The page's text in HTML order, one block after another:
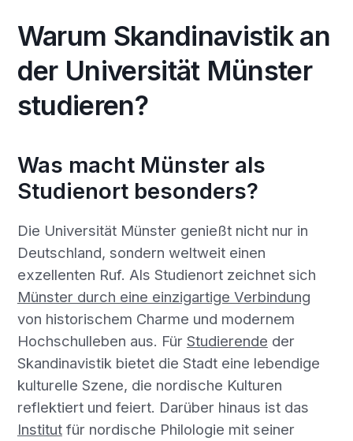
Warum Skandinavistik an
der Universität Münster
studieren?
Was macht Münster als
Studienort besonders?
Die Universität Münster genießt nicht nur in
Deutschland, sondern weltweit einen
exzellenten Ruf. Als Studienort zeichnet sich
Münster durch eine einzigartige Verbindung
von historischem Charme und modernem
Hochschulleben aus. Für Studierende der
Skandinavistik bietet die Stadt eine lebendige
kulturelle Szene, die nordische Kulturen
reflektiert und feiert. Darüber hinaus ist das
Institutfür nordische Philologie mit seiner